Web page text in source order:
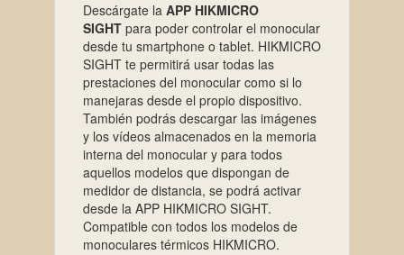
Descárgate la APP HIKMICRO
SIGHTpara poder controlar el monocular
desde tu smartphone o tablet. HIKMICRO
SIGHT te permitirá usar todas las
prestaciones del monocular como si lo
manejaras desde el propio dispositivo.
También podrás descargar las imágenes
y los vídeos almacenados en la memoria
interna del monocular y para todos
aquellos modelos que dispongan de
medidor de distancia, se podrá activar
desde la APP HIKMICRO SIGHT.
Compatible con todos los modelos de
monoculares térmicos HIKMICRO.